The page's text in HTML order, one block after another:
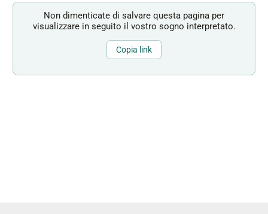
Non dimenticate di salvare questa pagina per
visualizzare in seguito il vostro sogno interpretato.
Copia link